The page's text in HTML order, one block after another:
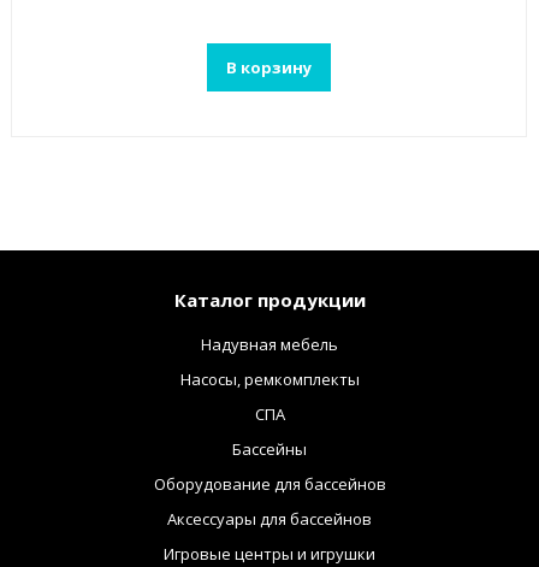
В корзину
Каталог продукции
Надувная мебель
Насосы, ремкомплекты
СПА
Бассейны
Оборудование для бассейнов
Аксессуары для бассейнов
Игровые центры и игрушки